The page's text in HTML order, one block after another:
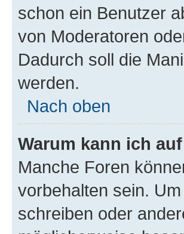
schon ein Benutzer
von Moderatoren
Dadurch soll die
werden.
Nach oben
Warum kann ich
Manche Foren
vorbehalten sein.
schreiben oder